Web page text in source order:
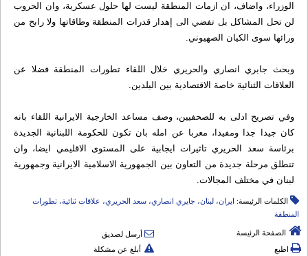
الوزراء، واضاف، ان ازمات المنطقة ليست لها حلول عسكرية، وان الحروب
لن تحل المشاكل بل تفضي الى إهدار قدرات المنطقة وطاقاتها ولا رابح من
ورائها سوى الكيان الصهيوني.
وبحث جابري انصاري والحريري خلال اللقاء تطورات المنطقة فضلا عن
العلاقات الثنائية خاصة الاقتصادية بين البلدين.
وفي تصريح ادلى به للصحفيين، وصف مساعد الخارجية الايرانية اللقاء بانه
كان جيدا جدا ومفيدا، معربا عن امله بان تكون للحكومة اللبنانية الجديدة
برئاسة سعد الحريري تاثيرات ايجابية على المستوى الاقليمي ايضا، وان
تنطلق مرحلة جديدة من التعاون بين الجمهورية الاسلامية الايرانية وجمهورية
لبنان في مختلف المجالات.
الكلمات الرئيسة:
ايران، لبنان، جايري انصاري، سعد الحريري، علاقات ثنائية، تطورات
المنطقة
الصفحة الرئيسة
أرسل لصديق
اطبع
أبلغ عن مشكلة